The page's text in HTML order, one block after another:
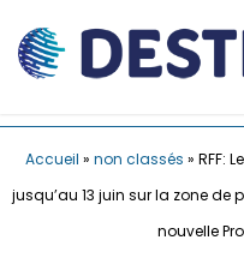
Accueil » non classés » RFF:
jusqu’au 13 juin sur la zone de
nouvelle